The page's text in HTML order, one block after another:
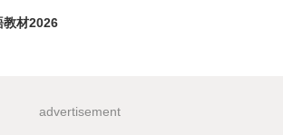
教材2026
advertisement